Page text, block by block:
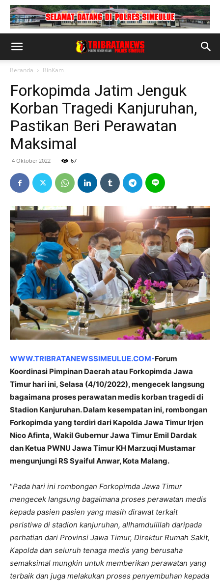
Beranda BinKam
Forkopimda Jatim Jenguk
Korban Tragedi Kanjuruhan,
Pastikan Beri Perawatan
Maksimal
4 Oktober 2022 67
WWW.TRIBRATANEWSSIMEULUE.COM-Forum
Koordinasi Pimpinan Daerah atau Forkopimda Jawa
Timur hari ini, Selasa (4/10/2022), mengecek langsung
bagaimana proses perawatan medis korban tragedi di
Stadion Kanjuruhan. Dalam kesempatan ini, rombongan
Forkopimda yang terdiri dari Kapolda Jawa Timur Irjen
Nico Afinta, Wakil Gubernur Jawa Timur Emil Dardak
dan Ketua PWNU Jawa Timur KH Marzuqi Mustamar
mengunjungi RS Syaiful Anwar, Kota Malang.
“Pada hari ini rombongan Forkopimda Jawa Timur
mengecek langsung bagaimana proses perawatan medis
kepada pasien pasien yang masih dirawat terkait
peristiwa di stadion kanjuruhan, allhamdulillah daripada
perhatian dari Provinsi Jawa Timur, Direktur Rumah Sakit,
Kapolda dan seluruh tenaga medis yang berusaha
semaksimal mungkin untuk memberikan perawatan yang
terbaik dan juga melakukan proses penyembuhan kepada